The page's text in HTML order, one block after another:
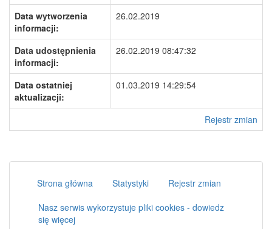
Data wytworzenia
informacji:
26.02.2019
Data udostępnienia
informacji:
26.02.2019 08:47:32
Data ostatniej
aktualizacji:
01.03.2019 14:29:54
Rejestr zmian
Strona główna Statystyki
Rejestr zmian
Nasz serwis wykorzystuje pliki cookies - dowiedz
się więcej